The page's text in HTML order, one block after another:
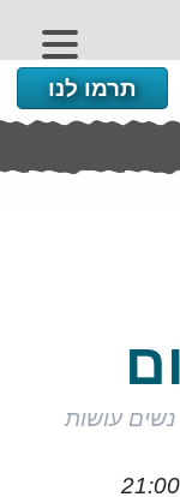
תרמו לנו
נשים עושות